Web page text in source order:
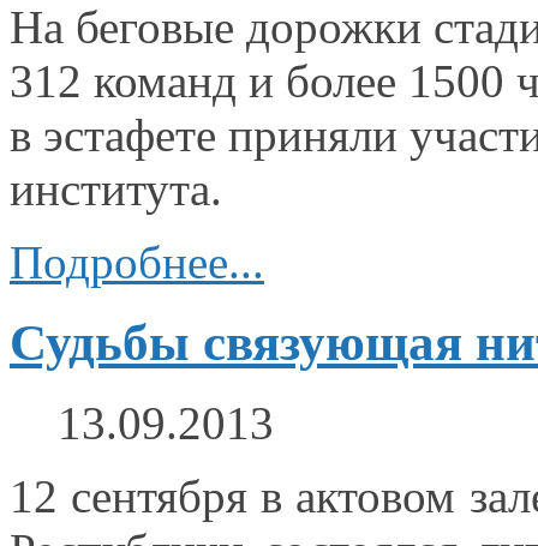
На беговые дорожки
312 команд и более 1500
в эстафете приняли
института.
Подробнее...
Судьбы связующая
13.09.2013
12 сентябряв актовом